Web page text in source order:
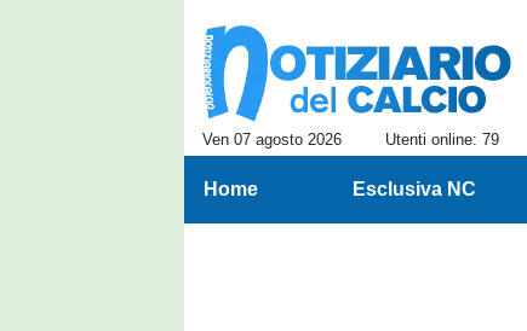
Ven 07 agosto 2026 Utenti online: 79
Home Esclusiva NC